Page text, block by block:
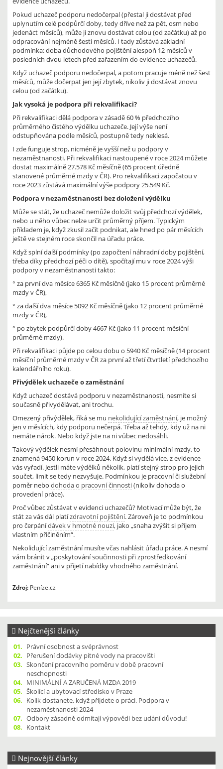
Pokud uchazeč podporu nedočerpal (přestal ji dostávat před
uplynutím celé podpůrčí doby, tedy dříve než za pět, osm nebo
jedenáct měsíců), může ji znovu dostávat celou (od začátku) až po
odpracování nejméně šesti měsíců. I tady zůstává základní
podmínka: doba důchodového pojištění alespoň 12 měsíců v
posledních dvou letech před zařazením do evidence uchazečů.
Když uchazeč podporu nedočerpal, a potom pracuje méně než šest
měsíců, může dočerpat jen její zbytek, nikoliv ji dostávat znovu
celou (od začátku).
Jak vysoká je podpora při rekvalifikaci?
Při rekvalifikaci dělá podpora v zásadě 60 % předchozího
průměrného čistého výdělku uchazeče. Její výše není
odstupňována podle měsíců, postupně tedy neklesá.
I zde funguje strop, nicméně je vyšší než u podpory v
nezaměstnanosti. Při rekvalifikaci nastoupené v roce 2024 můžete
dostat maximálně 27.578 Kč měsíčně (65 procent úředně
stanovené průměrné mzdy v ČR). Pro rekvalifikaci započatou v
roce 2023 zůstává maximální výše podpory 25.549 Kč.
Podpora v nezaměstnanosti bez doložení výdělku
Může se stát, že uchazeč nemůže doložit svůj předchozí výdělek,
nebo u něho vůbec nelze určit průměrný příjem. Typickým
příkladem je, když zkusil začít podnikat, ale hned po pár měsících
ještě ve stejném roce skončil na úřadu práce.
Když splní další podmínky (po započtení náhradní doby pojištění,
třeba díky předchozí péči o dítě), spočítají mu v roce 2024 výši
podpory v nezaměstnanosti takto:
° za první dva měsíce 6365 Kč měsíčně (jako 15 procent průměrné
mzdy v ČR),
° za další dva měsíce 5092 Kč měsíčně (jako 12 procent průměrné
mzdy v ČR),
° po zbytek podpůrčí doby 4667 Kč (jako 11 procent měsíční
průměrné mzdy).
Při rekvalifikaci půjde po celou dobu o 5940 Kč měsíčně (14 procent
měsíční průměrné mzdy v ČR za první až třetí čtvrtletí předchozího
kalendářního roku).
Přivýdělek uchazeče o zaměstnání
Když uchazeč dostává podporu v nezaměstnanosti, nesmíte si
současně přivydělávat, ani trochu.
Omezený přivýdělek, říká se mu nekolidující zaměstnání, je možný
jen v měsících, kdy podporu nečerpá. Třeba až tehdy, kdy už na ni
nemáte nárok. Nebo když jste na ni vůbec nedosáhli.
Takový výdělek nesmí přesáhnout polovinu minimální mzdy, to
znamená 9450 korun v roce 2024. Když si vydělá více, z evidence
vás vyřadí. Jestli máte výdělků několik, platí stejný strop pro jejich
součet, limit se tedy nezvyšuje. Podmínkou je pracovní či služební
poměr nebo dohoda o pracovní činnosti(nikoliv dohoda o
provedení práce).
Proč vůbec zůstávat v evidenci uchazečů? Motivací může být, že
stát za vás dál platízdravotní pojištění. Zároveň je to podmínkou
pro čerpánídávek v hmotné nouzi, jako „snaha zvýšit si příjem
vlastním přičiněním“.
Nekolidující zaměstnání musíte včas nahlásit úřadu práce. A nesmí
vám bránit v „poskytování součinnosti při zprostředkování
zaměstnání“ ani v přijetí nabídky vhodného zaměstnání.
Zdroj: Peníze.cz
Nejčtenější články
01. Právní osobnost a svéprávnost
02. Přerušení dodávky pitné vody na pracovišti
03. Skončení pracovního poměru v době pracovní
neschopnosti
04. MINIMÁLNÍ A ZARUČENÁ MZDA 2019
05. Školící a ubytovací středisko v Praze
06. Kolik dostanete, když přijdete o práci. Podpora v
nezaměstnanosti 2024
07. Odbory zásadně odmítají výpovědi bez udání důvodu!
08. Kontakt
Nejnovější články